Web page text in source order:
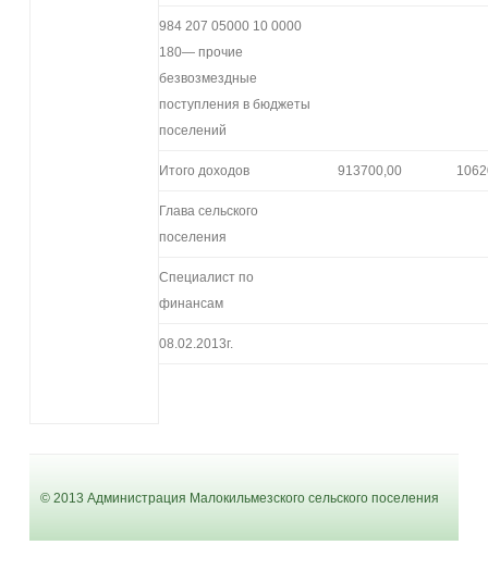
984 207 05000 10 0000
180— прочие
безвозмездные
поступления в бюджеты
поселений
Итого доходов 913700,00
Глава сельского
поселения
Специалист по
финансам
08.02.2013г.
© 2013 Администрация Малокильмезского сельского поселения